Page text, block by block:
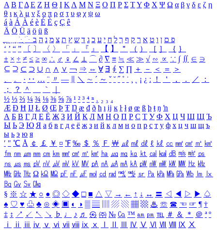
Α Β ΓΔ Ε Ζ Η Θ Ι ΚΛ Μ Ν Ξ Ο Π Ρ Σ ΤΥ Φ Χ Ψ Ω α β γ δ ε ζ η
θ ι κ λ μ ν ξ ο π ρ σ τ υ φ χ ψ ω
á à Á À é è É È ç Ç ê
Ä Ö Ü ä ö ü ß
ִֶֹ ֻּ ׁׂ פ ם ן ו ט א ר ק ף ך ל ח י ע כ ג ד ש ץ ת צ מ נ ה ב
‘ ’ “ ” 〔 〕 〈 〉 「 」 『 』 【 】 ＂ （ ） ［ ］ ｛ ｝
± × ÷ ≠ ≤ ≥ ∞ ∴ ♂ ♀ ∠ ⊥ ⌒ ∂ ∇ ≡ ≒ ≪ ≫ √ ∽ ∝ ∵ ∫ ∬ ∈ ∋
⊆ ⊇ ⊂ ⊃ ∪ ∩ ∧ ∨ ￢ ⇒ ⇔ ∀ ∃ ∮ ∑ ∏ ＋ － ＜ ＝
＞
、
。 · ‥ … ¨ 〃 ― ＼ ∼ ´ ～ ˇ ˘ ˝ ˚ ˙ ¸ ¡ ¿ ː ！ ＇ ， ． ／
：
；
？ ＾ ｀
½ ⅓ ⅔ ¼ ¾ ⅛ ⅜ ⅝ ⅞ ¹ ² ³ ⁴ ⁿ ₁ ₂ ₃ ₄
Æ Ð Ħ Ĳ Ł Ø Œ Þ Ŧ Ŋ æ đ ð ħ ı ĳ ĸ ŀ ł ø œ ß þ ŧ ŋ ŉ
А Б В Г Д Е Ё Ж З И Й К Л М Н О П Р С Т У Ф Х Ц Ч Ш Щ Ъ
Ы Ь Э Ю Я а б в г д е ё ж з и й к л м н о п р с т у ф х ц ч ш щ ъ
ы ь э ю я
′ ″ ℃ Å ￠ ￡ ￥ ¤ ℉ ‰ ＄ ％ Ｆ ￦ ㎕ ㎖ ㎗ ℓ ㎘ ㏄ ㎣ ㎤ ㎥ ㎦
㎙ ㎚ ㎛ ㎜ ㎝ ㎞ ㎟ ㎠ ㎡ ㎢ ㏊ ㎍ ㎎ ㎏ ㏏ ㎈ ㎉ ㏈ ㎧ ㎨ ㎰
㎱ ㎲ ㎳ ㎴ ㎵ ㎶ ㎷ ㎸ ㎹ ㎀ ㎁ ㎂ ㎃ ㎄ ㎺ ㎻ ㎽ ㎾ ㎿ ㎐ ㎑
㎒ ㎓ ㎔ Ω ㏀ ㏁ ㎊ ㎋ ㎌ ㏖ ㏅ ㎭ ㎮ ㎯ ㏛ ㎩ ㎪ ㎫ ㎬ ㏝ ㏐
㏓
㏃ ㏉ ㏜ ㏆
§ ※ ☆ ★ ○ ● ◎ ◇ ◆ □ ■ △ ▽ → ← ↑ ↓ ↔ 〓 ◁ ◀ ▷ ▶ ♤
♠ ♡ ♥ ♧ ♣ ⊙ ◈ ▣ ◐ ◑ ▒ ▤ ▨ ▧ ▦ ▩ ♨ ☏ ☎ ☜ ☞ ¶ †
‡ ↕ ↗ ↙ ↖ ↘ ♭ ♩ ♪ ♬ ㉿ ㈜ № ㏇ ™ ㏂ ㏘ ℡ ＃ ＆ ＊ ＠ ª º
ⅰ
ⅱ ⅲ ⅳ ⅴ ⅵ ⅶ ⅷ ⅸ ⅹ Ⅳ Ⅴ Ⅵ Ⅶ Ⅷ Ⅸ Ⅹ